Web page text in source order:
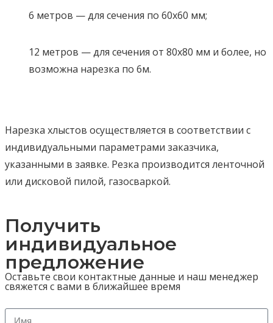
6 метров — для сечения по 60х60 мм;
12 метров — для сечения от 80х80 мм и более, но
возможна нарезка по 6м.
Нарезка хлыстов осуществляется в соответствии с
индивидуальными параметрами заказчика,
указанными в заявке. Резка производится ленточной
или дисковой пилой, газосваркой.
Получить
индивидуальное
предложение
Оставьте свои контактные данные и наш менеджер
свяжется с вами в ближайшее время